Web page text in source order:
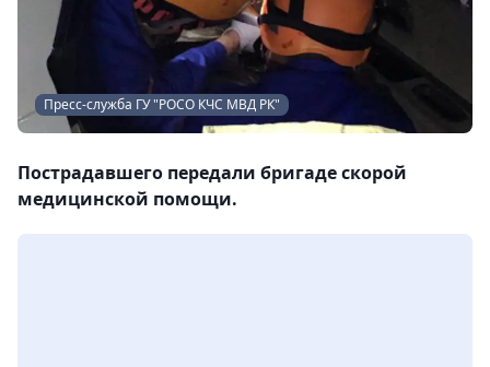
Пресс-служба ГУ "РОСО КЧС МВД РК"
Пострадавшего передали бригаде скорой
медицинской помощи.